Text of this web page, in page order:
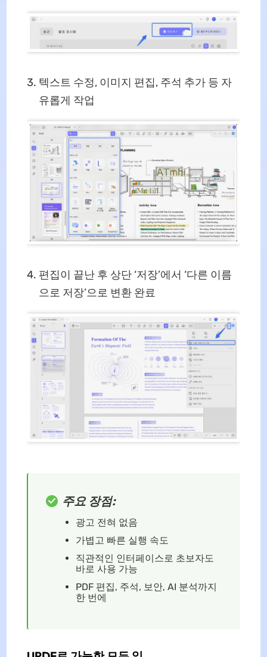
텍스트 수정, 이미지 편집, 주석 추가 등 자
유롭게 작업
편집이 끝난 후 상단 ‘저장’에서 ‘다른 이름
으로 저장’으로 변환 완료
주요 장점:
광고 전혀 없음
가볍고 빠른 실행 속도
직관적인 인터페이스로 초보자도
바로 사용 가능
PDF 편집, 주석, 보안, AI 분석까지
한 번에